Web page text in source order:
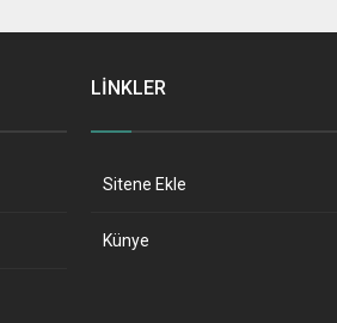
LİNKLER
Sitene Ekle
Künye